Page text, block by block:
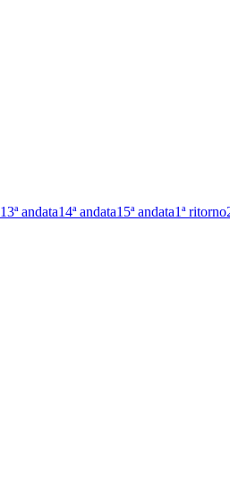
13ª andata14ª andata15ª andata1ª ritorno